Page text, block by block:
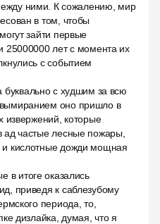
ними. К сожалению, мир
в том, чтобы
зайти первые
25000000 лет с момента их
с событием
с худшим за всю
оно пришло в
извержений, которые
ад частые лесные пожары,
и кислотные дожди мощная
в итоге оказались
приведя к саблезубому
периода, то,
дизлайка, думая, что я